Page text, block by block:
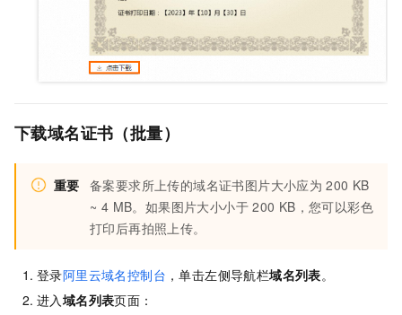
下载域名证书（批量）
重要 备案要求所上传的域名证书图片大小应为 200 KB
~ 4 MB。如果图片大小小于 200 KB，您可以彩色
打印后再拍照上传。
登录阿里云域名控制台 ，单击左侧导航栏域名列表。
进入域名列表页面：